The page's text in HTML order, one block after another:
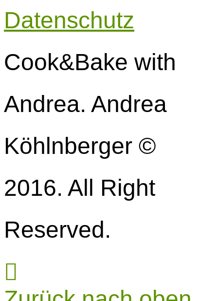
Datenschutz
Cook&Bake with
Andrea. Andrea
Köhlnberger ©
2016. All Right
Reserved.